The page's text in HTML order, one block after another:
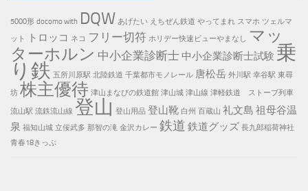
5000形 docomo with DQW あげたい えちぜん鉄道 やってまれ スマホ ツェルマ
ット
トロッコ ネコ フリー切符 ホリデー快速ビューやまなし マッ
ターホルン 中小企業診断士 中小企業診断士試験 乗
り鉄 五所川原駅 北陸鉄道 千葉都市モノレール 唐松岳 外川駅 幸谷駅 東尋
坊 株主優待 津山まなびの鉄道館 津山城 津山線 津軽鉄道 ストーブ列車
流山駅 流鉄流山線 登山 登山用品 登山靴 白州 百蔵山 礼文島 祖母谷温
泉 福知山城 立佞武多 那智の滝 金沢カレー 鉄道 鉄道グッズ 長九郎稲荷神社
青春18きっぷ